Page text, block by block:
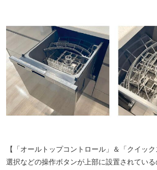
【「オールトップコントロール」＆「クイッ
選択などの操作ボタンが上部に設置されてい